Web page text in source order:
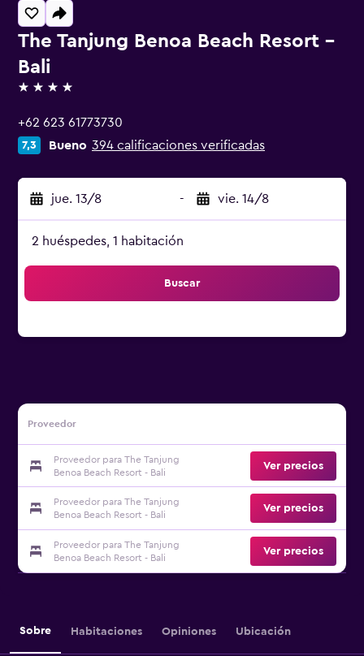
The Tanjung Benoa Beach Resort -
Bali
4 estrellas
+62 623 61773730
7,3 Bueno 394 calificaciones verificadas
jue. 13/8 - vie. 14/8
2 huéspedes, 1 habitación
Buscar
Proveedor
Proveedor para The Tanjung
Benoa Beach Resort - Bali
Ver precios
Proveedor para The Tanjung
Benoa Beach Resort - Bali
Ver precios
Proveedor para The Tanjung
Benoa Beach Resort - Bali
Ver precios
Sobre Habitaciones Opiniones Ubicación